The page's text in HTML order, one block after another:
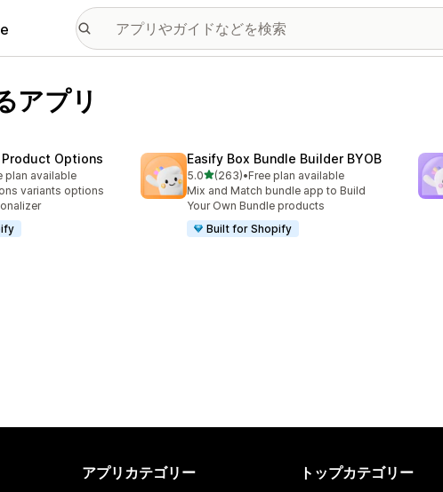
アプリ
Options
件
plan available
variants options
Easify Box Bundle Builder BYOB
5.05つ星中
(263)
合計レビュー数：263件
•Free plan available
Mix and Match bundle app to Build
Your Own Bundle products
Built for Shopify
アプリカテゴリー トップカテゴリー